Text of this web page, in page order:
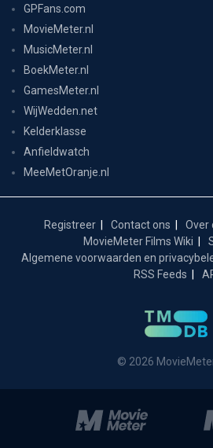
GPFans.com
MovieMeter.nl
MusicMeter.nl
BoekMeter.nl
GamesMeter.nl
WijWedden.net
Kelderklasse
Anfieldwatch
MeeMetOranje.nl
Registreer Contact ons Over
MovieMeter Films Wiki
Algemene voorwaarden en
RSS Feeds
© 2026